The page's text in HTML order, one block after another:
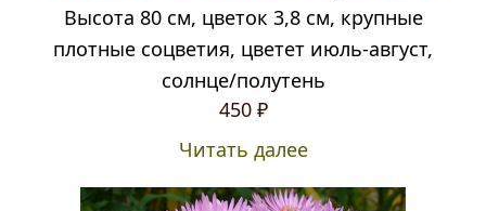
Высота 80 см, цветок 3,8 см, крупные
плотные соцветия, цветет июль-август,
солнце/полутень
450 ₽
Читать далее